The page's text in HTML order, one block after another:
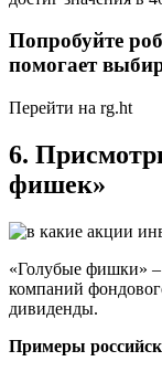
Попробуйте
помогает
Перейти на rg.ht
6.
фишек»
«Голубые фишки»
компаний
дивиденды.
Примеры